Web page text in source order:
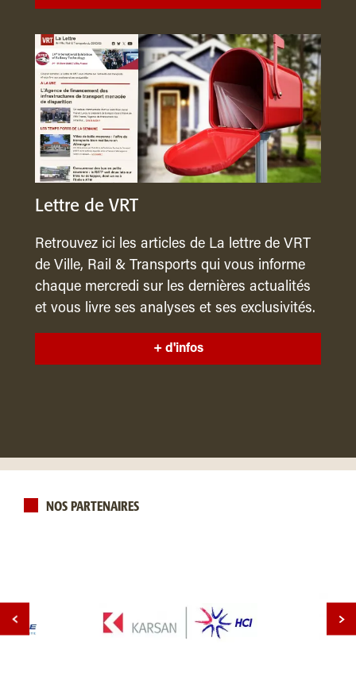
Lettre de VRT
Retrouvez ici les articles de La lettre de VRT
de Ville, Rail & Transports qui vous informe
chaque mercredi sur les dernières actualités
et vous livre ses analyses et ses exclusivités.
+ d'infos
NOS PARTENAIRES